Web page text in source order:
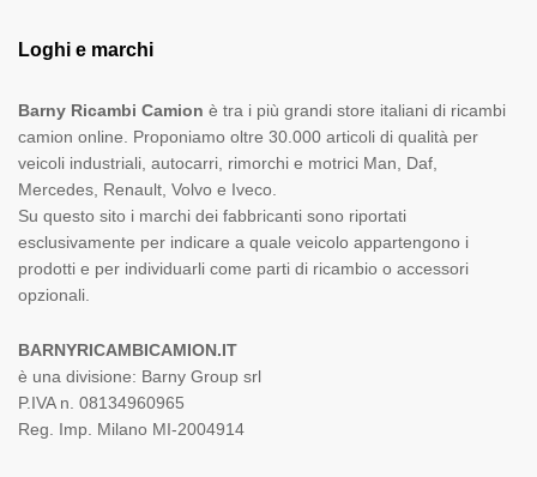
Loghi e marchi
Barny Ricambi Camion è tra i più grandi store italiani di ricambi
camion online. Proponiamo oltre 30.000 articoli di qualità per
veicoli industriali, autocarri, rimorchi e motrici Man, Daf,
Mercedes, Renault, Volvo e Iveco.
Su questo sito i marchi dei fabbricanti sono riportati
esclusivamente per indicare a quale veicolo appartengono i
prodotti e per individuarli come parti di ricambio o accessori
opzionali.
BARNYRICAMBICAMION.IT
è una divisione: Barny Group srl
P.IVA n. 08134960965
Reg. Imp. Milano MI-2004914